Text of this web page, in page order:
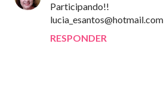
Participando!!
lucia_esantos@hotmail.com
RESPONDER